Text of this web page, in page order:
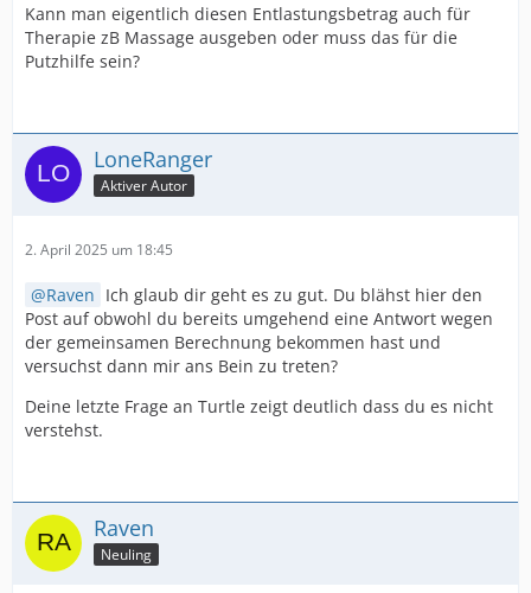
Kann man eigentlich diesen Entlastungsbetrag auch für
Therapie zB Massage ausgeben oder muss das für die
Putzhilfe sein?
LoneRanger
Aktiver Autor
2. April 2025 um 18:45
Raven Ich glaub dir geht es zu gut. Du blähst hier den
Post auf obwohl du bereits umgehend eine Antwort wegen
der gemeinsamen Berechnung bekommen hast und
versuchst dann mir ans Bein zu treten?
Deine letzte Frage an Turtle zeigt deutlich dass du es nicht
verstehst.
Raven
Neuling